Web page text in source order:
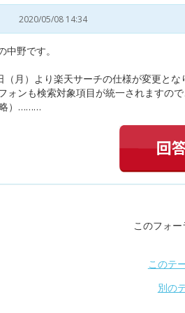
2020/05/08 14:34
中野です。
月）より楽天サーチの仕様が変更とな
ォンも検索対象項目が統一されますので
）………
このフォ
このテ
別の